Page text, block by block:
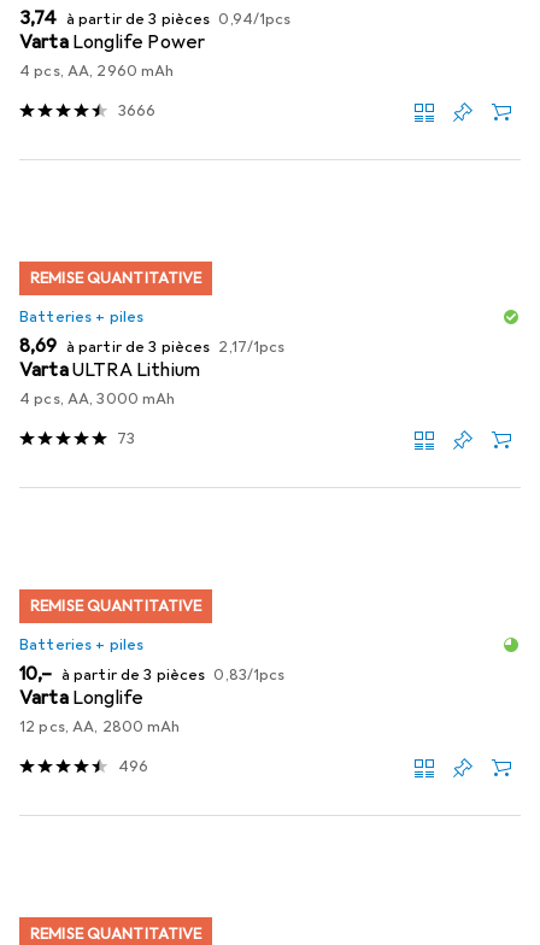
EUR
3,74 à partir de 3 pièces EUR
0,94/1pcs
Varta Longlife Power
4 pcs, AA, 2960 mAh
3666
REMISE QUANTITATIVE
Batteries + piles
EUR
8,69 à partir de 3 pièces EUR
2,17/1pcs
VartaULTRA Lithium
4 pcs, AA, 3000 mAh
73
REMISE QUANTITATIVE
Batteries + piles
EUR
10,– à partir de 3 pièces EUR
0,83/1pcs
Varta Longlife
12 pcs, AA, 2800 mAh
496
REMISE QUANTITATIVE